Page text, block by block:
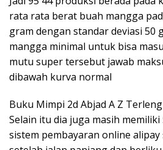
rata rata berat buah mangga
gram dengan standar deviasi 50
mangga minimal untuk bisa
mutu super tersebut jawab
dibawah kurva normal
Buku Mimpi 2d Abjad A Z
Selain itu dia juga masih
sistem pembayaran online